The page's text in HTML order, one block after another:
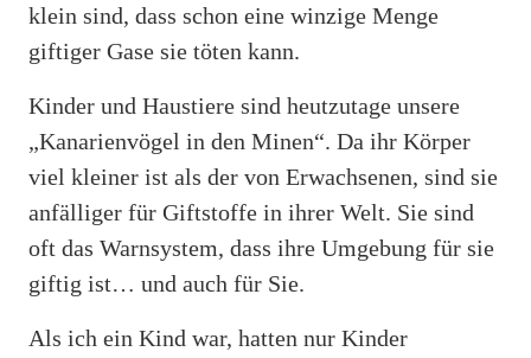
klein sind, dass schon eine winzige Menge
giftiger Gase sie töten kann.
Kinder und Haustiere sind heutzutage unsere
„Kanarienvögel in den Minen“. Da ihr Körper
viel kleiner ist als der von Erwachsenen, sind sie
anfälliger für Giftstoffe in ihrer Welt. Sie sind
oft das Warnsystem, dass ihre Umgebung für sie
giftig ist… und auch für Sie.
Als ich ein Kind war, hatten nur Kinder